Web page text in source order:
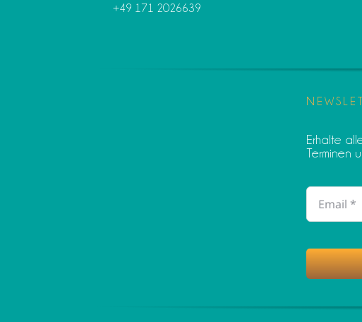
+49 171 2026639
Erhalte
Terminen